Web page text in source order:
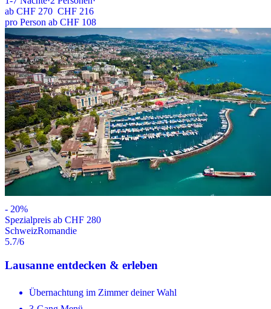
ab CHF 270 CHF 216
pro Person ab CHF 108
- 20%
Spezialpreis ab CHF 280
SchweizRomandie
5.7/6
Lausanne entdecken & erleben
Übernachtung im Zimmer deiner Wahl